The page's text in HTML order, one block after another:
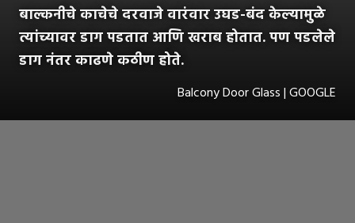
बाल्कनीचे काचेचे दरवाजे वारंवार उघड-बंद केल्यामुळे
त्यांच्यावर डाग पडतात आणि खराब होतात. पण पडलेले
डाग नंतर काढणे कठीण होते.
Balcony Door Glass | GOOGLE